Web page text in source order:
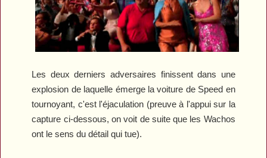
Les deux derniers adversaires finissent dans une
explosion de laquelle émerge la voiture de Speed en
tournoyant, c'est l'éjaculation (preuve à l'appui sur la
capture ci-dessous, on voit de suite que les Wachos
ont le sens du détail qui tue).